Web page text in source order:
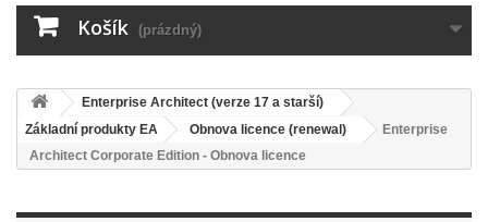
Košík (prázdný)
Enterprise Architect (verze 17 a starší)
Základní produkty EA
Obnova licence (renewal)
Enterprise
Architect Corporate Edition - Obnova licence